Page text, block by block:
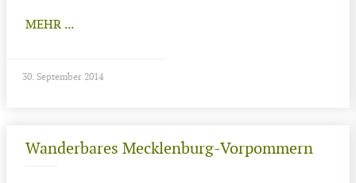
MEHR ...
30. September 2014
Wanderbares Mecklenburg-Vorpommern